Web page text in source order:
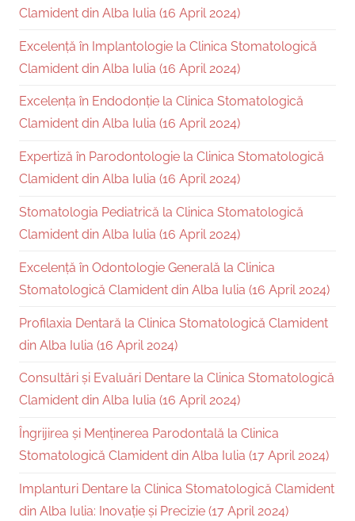
Clamident din Alba Iulia (16 April 2024)
Excelență în Implantologie la Clinica Stomatologică
Clamident din Alba Iulia (16 April 2024)
Excelența în Endodonție la Clinica Stomatologică
Clamident din Alba Iulia (16 April 2024)
Expertiză în Parodontologie la Clinica Stomatologică
Clamident din Alba Iulia (16 April 2024)
Stomatologia Pediatrică la Clinica Stomatologică
Clamident din Alba Iulia (16 April 2024)
Excelență în Odontologie Generală la Clinica
Stomatologică Clamident din Alba Iulia (16 April 2024)
Profilaxia Dentară la Clinica Stomatologică Clamident
din Alba Iulia (16 April 2024)
Consultări și Evaluări Dentare la Clinica Stomatologică
Clamident din Alba Iulia (16 April 2024)
Îngrijirea și Menținerea Parodontală la Clinica
Stomatologică Clamident din Alba Iulia (17 April 2024)
Implanturi Dentare la Clinica Stomatologică Clamident
din Alba Iulia: Inovație și Precizie (17 April 2024)